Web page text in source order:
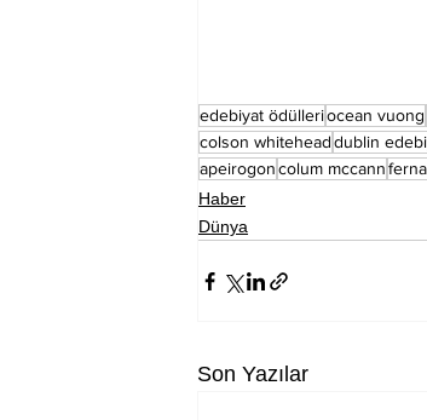
edebiyat ödülleriocean vuong
colson whiteheaddublin
apeirogoncolum mccann
Haber
Dünya
Son Yazılar